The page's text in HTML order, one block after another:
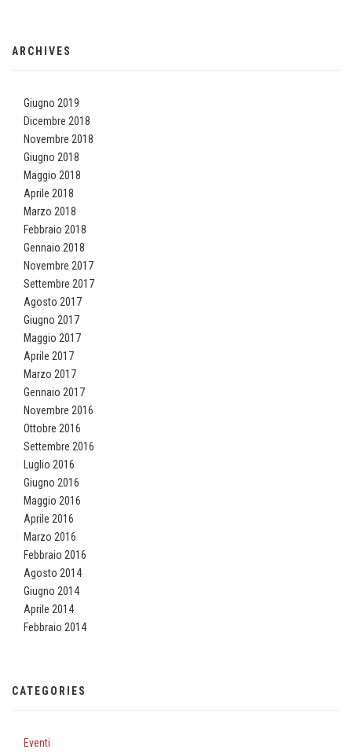
ARCHIVES
Giugno 2019
Dicembre 2018
Novembre 2018
Giugno 2018
Maggio 2018
Aprile 2018
Marzo 2018
Febbraio 2018
Gennaio 2018
Novembre 2017
Settembre 2017
Agosto 2017
Giugno 2017
Maggio 2017
Aprile 2017
Marzo 2017
Gennaio 2017
Novembre 2016
Ottobre 2016
Settembre 2016
Luglio 2016
Giugno 2016
Maggio 2016
Aprile 2016
Marzo 2016
Febbraio 2016
Agosto 2014
Giugno 2014
Aprile 2014
Febbraio 2014
CATEGORIES
Eventi